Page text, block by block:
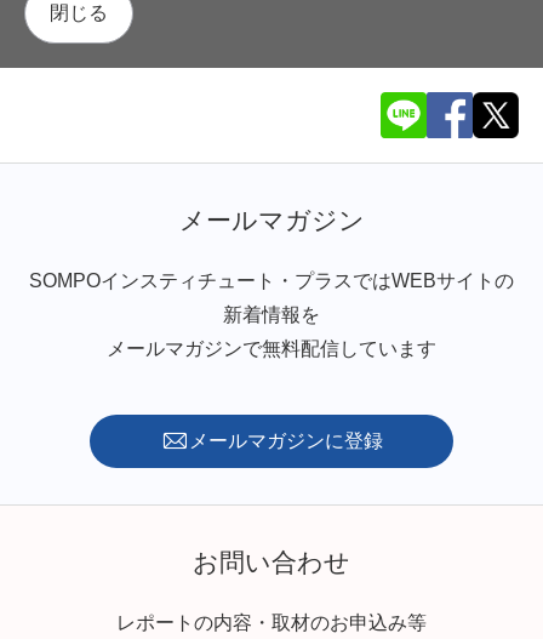
閉じる
メールマガジン
SOMPOインスティチュート・プラスではWEBサイトの
新着情報を
メールマガジンで無料配信しています
メールマガジンに登録
お問い合わせ
レポートの内容・取材のお申込み等